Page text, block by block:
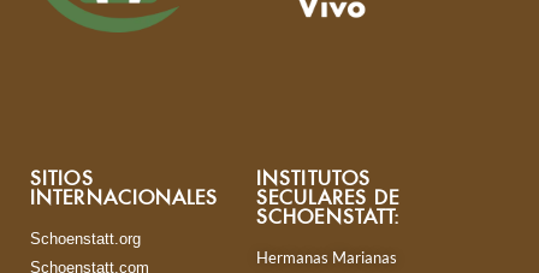
SITIOS
INTERNACIONALES
Schoenstatt.org
Schoenstatt.com
INSTITUTOS
SECULARES DE
SCHOENSTATT:
Hermanas Marianas